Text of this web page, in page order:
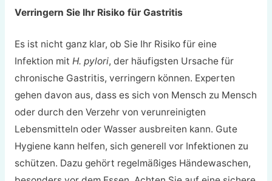
Verringern Sie Ihr Risiko für Gastritis
Es ist nicht ganz klar, ob Sie Ihr Risiko für eine
Infektion mit H. pylori, der häufigsten Ursache für
chronische Gastritis, verringern können. Experten
gehen davon aus, dass es sich von Mensch zu Mensch
oder durch den Verzehr von verunreinigten
Lebensmitteln oder Wasser ausbreiten kann. Gute
Hygiene kann helfen, sich generell vor Infektionen zu
schützen. Dazu gehört regelmäßiges Händewaschen,